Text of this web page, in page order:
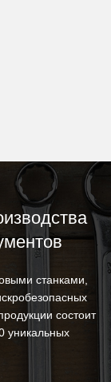
станками,
состоит
уникальных